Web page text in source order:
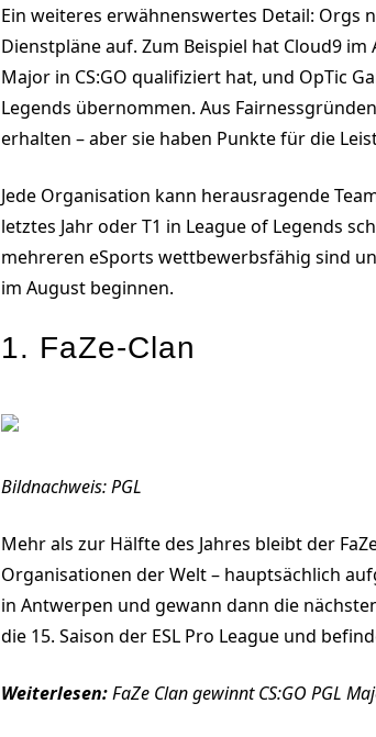
Ein weiteres erwähnenswertes Detail: Orgs
Dienstpläne auf. Zum Beispiel hat Cloud9
Major in CS:GO qualifiziert hat, und OpTic
Legends übernommen. Aus
erhalten – aber sie haben Punkte für die
Jede Organisation kann herausragende
letztes Jahr oder T1 in League of Legends
mehreren eSports wettbewerbsfähig sind
im August beginnen.
1. FaZe-Clan
Bildnachweis: PGL
Mehr als zur Hälfte des Jahres bleibt der
Organisationen der Welt – hauptsächlich
in Antwerpen und gewann dann die
die 15. Saison der ESL Pro League und
Weiterlesen:FaZe Clan gewinnt CS:GO PGL